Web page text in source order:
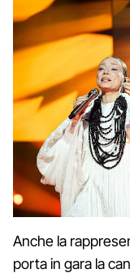
Anche la
porta in gara la